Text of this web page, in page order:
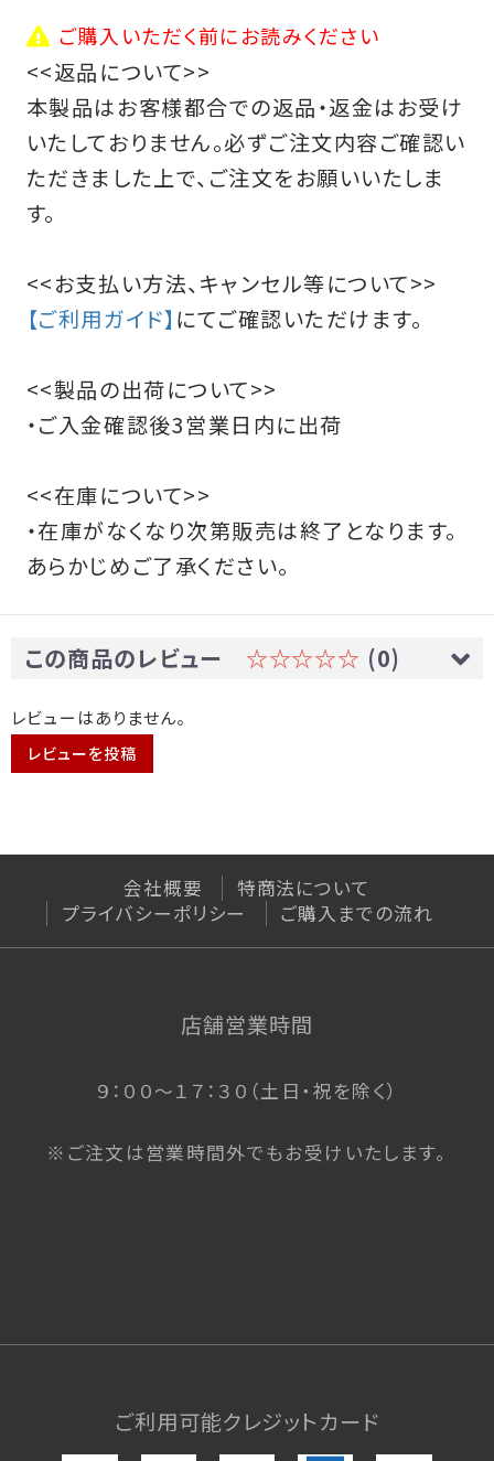
ご購入いただく前にお読みください
<<返品について>>
本製品はお客様都合での返品・返金はお受け
いたしておりません。必ずご注文内容ご確認い
ただきました上で、ご注文をお願いいたしま
す。
<<お支払い方法、キャンセル等について>>
【ご利用ガイド】 にてご確認いただけます。
<<製品の出荷について>>
・ご入金確認後3営業日内に出荷
<<在庫について>>
・在庫がなくなり次第販売は終了となります。
あらかじめご了承ください。
この商品のレビュー ☆☆☆☆☆ (0)
レビューはありません。
レビューを投稿
会社概要
特商法について
プライバシーポリシー
ご購入までの流れ
店舗営業時間
９：００〜１７：３０（土日・祝を除く）
※ご注文は営業時間外でもお受けいたします。
ご利用可能クレジットカード